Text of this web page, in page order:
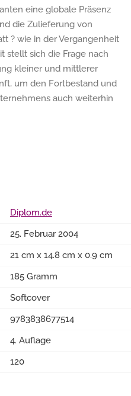
eine globale Präsenz
die Zulieferung von
? wie in der Vergangenheit
stellt sich die Frage nach
kleiner und mittlerer
um den Fortbestand und
auch weiterhin
Diplom.de
25. Februar 2004
21 cm x 14.8 cm x 0.9 cm
185 Gramm
Softcover
9783838677514
4. Auflage
120